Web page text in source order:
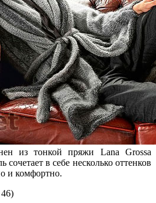
из тонкой пряжи Lana Grossa
в себе несколько оттенков
и комфортно.